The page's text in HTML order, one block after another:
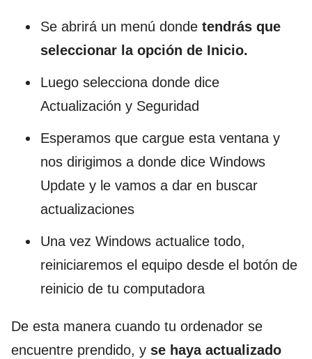
Se abrirá un menú donde tendrás que
seleccionar la opción de Inicio.
Luego selecciona donde dice
Actualización y Seguridad
Esperamos que cargue esta ventana y
nos dirigimos a donde dice Windows
Update y le vamos a dar en buscar
actualizaciones
Una vez Windows actualice todo,
reiniciaremos el equipo desde el botón de
reinicio de tu computadora
De esta manera cuando tu ordenador se
encuentre prendido, y se haya actualizado